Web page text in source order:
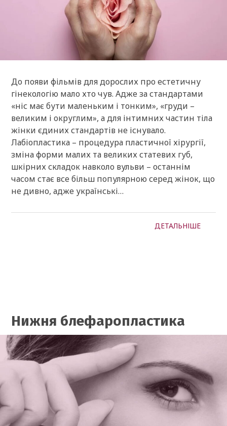
До появи фільмів для дорослих про естетичну
гінекологію мало хто чув. Адже за стандартами
«ніс має бути маленьким і тонким», «груди –
великим і округлим», а для інтимних частин тіла
жінки єдиних стандартів не існувало.
Лабіопластика – процедура пластичної хірургії,
зміна форми малих та великих статевих губ,
шкірних складок навколо вульви – останнім
часом стає все більш популярною серед жінок, що
не дивно, адже українські…
ДЕТАЛЬНІШЕ
Нижня блефаропластика